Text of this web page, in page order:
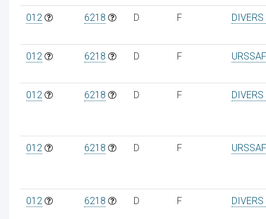
012 6218 D F
012 6218 D F
012 6218 D F
012 6218 D F
012 6218 D F